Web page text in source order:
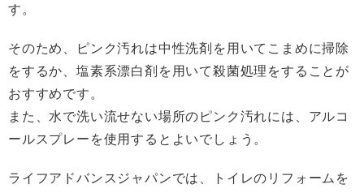
す。
そのため、ピンク汚れは中性洗剤を用いてこまめに掃除
をするか、塩素系漂白剤を用いて殺菌処理をすることが
おすすめです。
また、水で洗い流せない場所のピンク汚れには、アルコ
ールスプレーを使用するとよいでしょう。
ライフアドバンスジャパンでは、トイレのリフォームを